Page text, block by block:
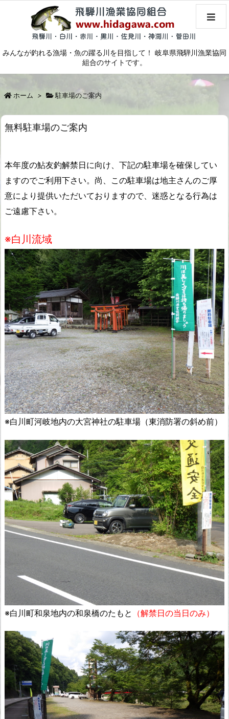
みんなが釣れる漁場・魚の躍る川を目指して！ 岐阜県飛騨川漁業協同
組合のサイトです。
ホーム > 駐車場のご案内
無料駐車場のご案内
本年度の鮎友釣解禁日に向け、下記の駐車場を確保してい
ますのでご利用下さい。尚、この駐車場は地主さんのご厚
意により提供いただいておりますので、迷惑となる行為は
ご遠慮下さい。
※白川流域
※白川町河岐地内の大宮神社の駐車場（東消防署の斜め前）
※白川町和泉地内の和泉橋のたもと （解禁日の当日のみ）